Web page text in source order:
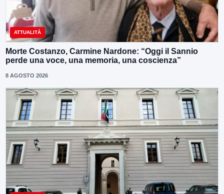
ATTUALITÀ
Morte Costanzo, Carmine Nardone: “Oggi il Sannio
perde una voce, una memoria, una coscienza”
8 AGOSTO 2026